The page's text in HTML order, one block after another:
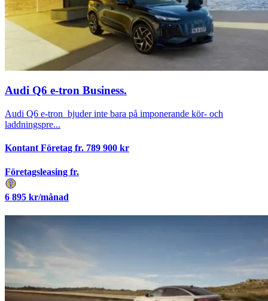
Audi Q6 e-tron Business.
Audi Q6 e-tron bjuder inte bara på imponerande kör- och
laddningspre...
Kontant Företag fr. 789 900 kr
Företagsleasing fr.
6 895 kr/månad